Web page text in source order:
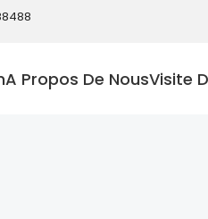
A Propos De NousVisite